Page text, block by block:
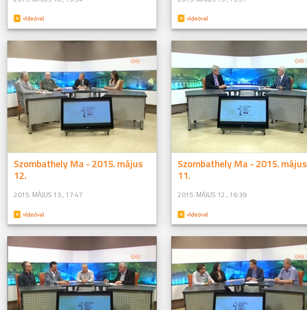
Szombathely Ma - 2015. május
12.
2015. MÁJUS 13., 17:47
Szombathely Ma - 2015. május
11.
2015. MÁJUS 12., 16:39